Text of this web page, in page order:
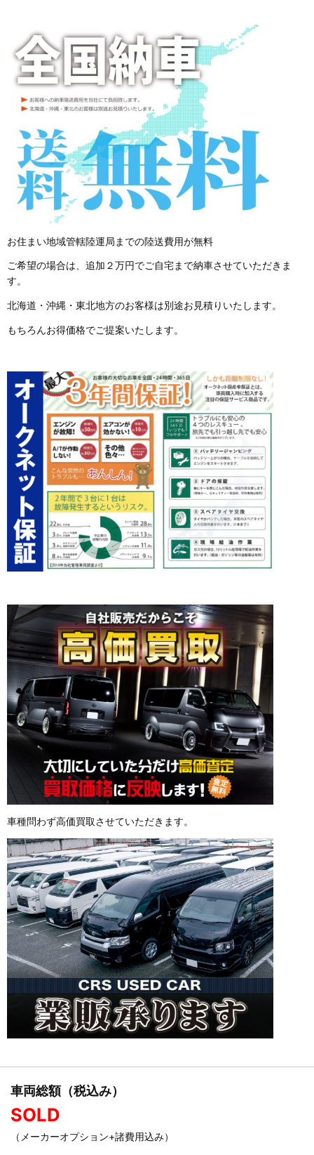
お住まい地域管轄陸運局までの陸送費用が無料
ご希望の場合は、追加２万円でご自宅まで納車させていただきま
す。
北海道・沖縄・東北地方のお客様は別途お見積りいたします。
もちろんお得価格でご提案いたします。
車種問わず高価買取させていただきます。
車両総額（税込み）
SOLD
（メーカーオプション+諸費用込み）